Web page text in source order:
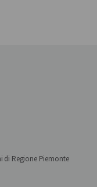
di Regione Piemonte